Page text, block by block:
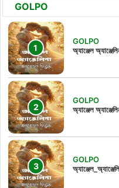
GOLPO
GOLPO
অ্যাঞ্জেল
GOLPO
অ্যাঞ্জেল
GOLPO